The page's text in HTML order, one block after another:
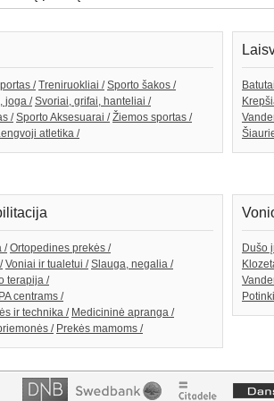
/ Treniruokliai / Sporto šakos /
joga / Svoriai, grifai, hanteliai /
/ Sporto Aksesuarai / Žiemos sportas /
atletika /
/ Ortopedines prekės /
Voniai ir tualetui / Slauga, negalia /
terapija /
centrams /
ir technika / Medicininė apranga /
/ Prekės mamoms /
Dušo